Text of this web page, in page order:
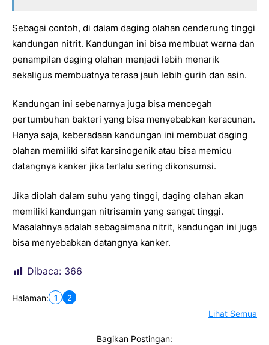
Sebagai contoh, di dalam daging olahan cenderung tinggi
kandungan nitrit. Kandungan ini bisa membuat warna dan
penampilan daging olahan menjadi lebih menarik
sekaligus membuatnya terasa jauh lebih gurih dan asin.
Kandungan ini sebenarnya juga bisa mencegah
pertumbuhan bakteri yang bisa menyebabkan keracunan.
Hanya saja, keberadaan kandungan ini membuat daging
olahan memiliki sifat karsinogenik atau bisa memicu
datangnya kanker jika terlalu sering dikonsumsi.
Jika diolah dalam suhu yang tinggi, daging olahan akan
memiliki kandungan nitrisamin yang sangat tinggi.
Masalahnya adalah sebagaimana nitrit, kandungan ini juga
bisa menyebabkan datangnya kanker.
Dibaca: 366
Halaman: 1 2
Lihat Semua
Bagikan Postingan: